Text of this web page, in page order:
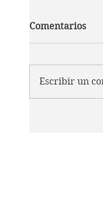
Comentarios
Escribir un